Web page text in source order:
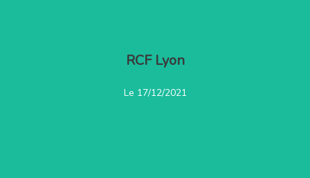
RCF Lyon
Le 17/12/2021